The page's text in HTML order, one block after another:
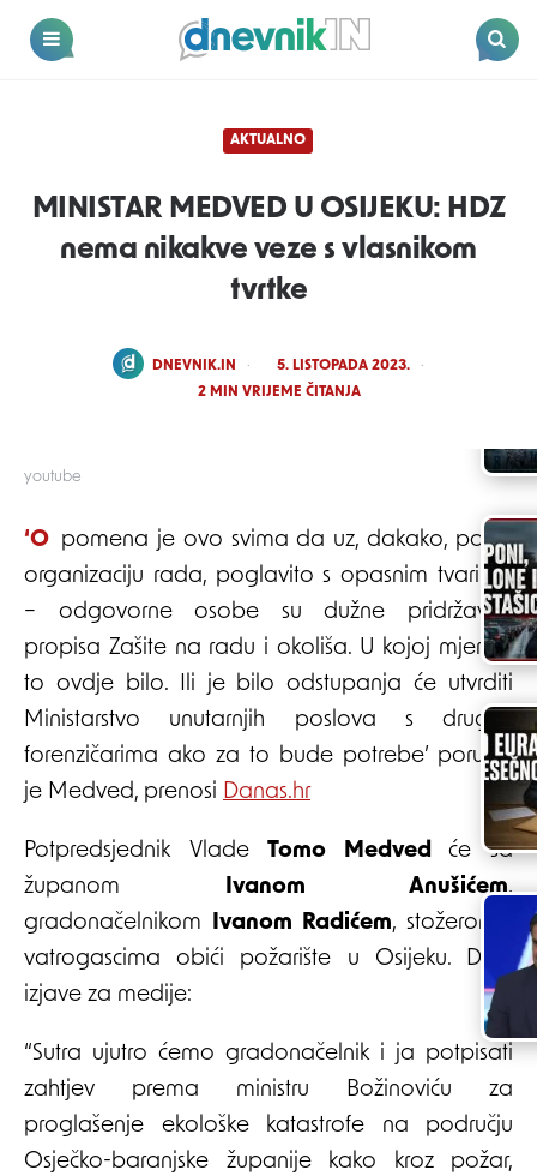
Dnevnik.in
youtube
AKTUALNO
MINISTAR MEDVED U OSIJEKU: HDZ
nema nikakve veze s vlasnikom
tvrtke
POSTED
DNEVNIK.IN
5. LISTOPADA 2023.
2 MIN VRIJEME ČITANJA
‘Opomena je ovo svima da uz, dakako, poziv,
organizaciju rada, poglavito s opasnim tvarima
– odgovorne osobe su dužne pridržavati
propisa Zašite na radu i okoliša. U kojoj mjeri je
to ovdje bilo. Ili je bilo odstupanja će utvrditi
Ministarstvo unutarnjih poslova s drugim
forenzičarima ako za to bude potrebe’ poručio
je Medved, prenosi Danas.hr
Potpredsjednik Vlade Tomo Medvedće sa
županom Ivanom Anušićem,
gradonačelnikom Ivanom Radićem, stožerom i
vatrogascima obići požarište u Osijeku. Daju
izjave za medije:
“Sutra ujutro ćemo gradonačelnik i ja potpisati
zahtjev prema ministru Božinoviću za
proglašenje ekološke katastrofe na području
Osječko-baranjske županije kako kroz požar,